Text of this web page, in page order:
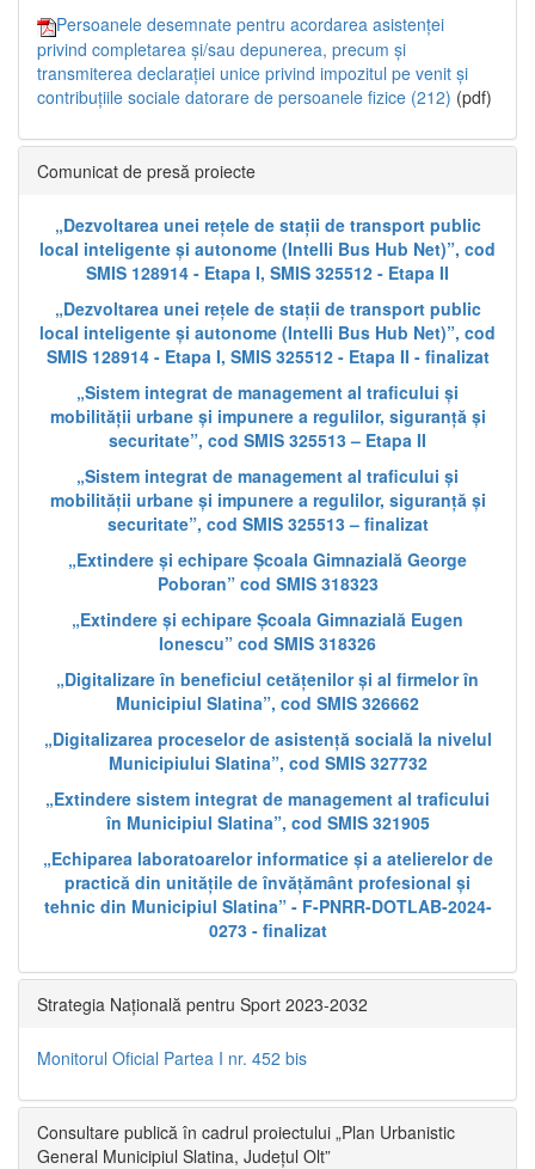
Persoanele desemnate pentru acordarea asistenței
privind completarea și/sau depunerea, precum și
transmiterea declarației unice privind impozitul pe venit și
contribuțiile sociale datorare de persoanele fizice (212) (pdf)
Comunicat de presă proiecte
„Dezvoltarea unei rețele de stații de transport public
local inteligente și autonome (Intelli Bus Hub Net)”, cod
SMIS 128914 - Etapa I, SMIS 325512 - Etapa II
„Dezvoltarea unei rețele de stații de transport public
local inteligente și autonome (Intelli Bus Hub Net)”, cod
SMIS 128914 - Etapa I, SMIS 325512 - Etapa II - finalizat
„Sistem integrat de management al traficului și
mobilității urbane și impunere a regulilor, siguranță și
securitate”, cod SMIS 325513 – Etapa II
„Sistem integrat de management al traficului și
mobilității urbane și impunere a regulilor, siguranță și
securitate”, cod SMIS 325513 – finalizat
„Extindere și echipare Școala Gimnazială George
Poboran” cod SMIS 318323
„Extindere și echipare Școala Gimnazială Eugen
Ionescu” cod SMIS 318326
„Digitalizare în beneficiul cetățenilor și al firmelor în
Municipiul Slatina”, cod SMIS 326662
„Digitalizarea proceselor de asistență socială la nivelul
Municipiului Slatina”, cod SMIS 327732
„Extindere sistem integrat de management al traficului
în Municipiul Slatina”, cod SMIS 321905
„Echiparea laboratoarelor informatice și a atelierelor de
practică din unitățile de învățământ profesional și
tehnic din Municipiul Slatina” - F-PNRR-DOTLAB-2024-
0273 - finalizat
Strategia Națională pentru Sport 2023-2032
Monitorul Oficial Partea I nr. 452 bis
Consultare publică în cadrul proiectului „Plan Urbanistic
General Municipiul Slatina, Județul Olt”